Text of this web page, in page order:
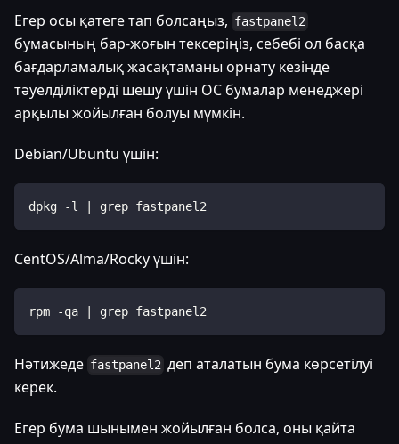
Егер осы қатеге тап болсаңыз, fastpanel2
бумасының бар-жоғын тексеріңіз, себебі ол басқа
бағдарламалық жасақтаманы орнату кезінде
тәуелділіктерді шешу үшін ОС бумалар менеджері
арқылы жойылған болуы мүмкін.
Debian/Ubuntu үшін:
dpkg -l | grep fastpanel2
CentOS/Alma/Rocky үшін:
rpm -qa | grep fastpanel2
Нәтижеде fastpanel2 деп аталатын бума көрсетілуі
керек.
Егер бума шынымен жойылған болса, оны қайта